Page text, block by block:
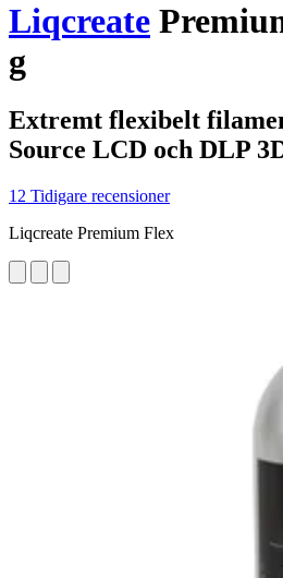
Liqcreate
g
Extremt flexibelt
Source LCD och DLP
12 Tidigare recensioner
Liqcreate Premium Flex